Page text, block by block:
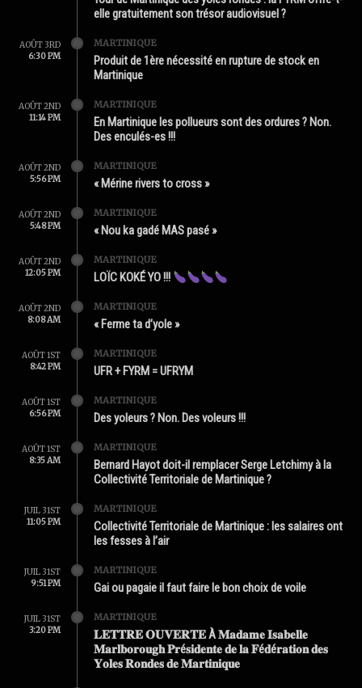
elle gratuitement son trésor audiovisuel ?
AOÛT 3RD
6:30 PM
MARTINIQUE
Produit de 1ère nécessité en rupture de stock en
Martinique
AOÛT 2ND
11:14 PM
MARTINIQUE
En Martinique les pollueurs sont des ordures ? Non.
Des enculés-es !!!
AOÛT 2ND
5:56 PM
MARTINIQUE
« Mérine rivers to cross »
AOÛT 2ND
5:48 PM
MARTINIQUE
« Nou ka gadé MAS pasé »
AOÛT 2ND
12:05 PM
MARTINIQUE
LOÏC KOKÉ YO !!!
AOÛT 2ND
8:08 AM
MARTINIQUE
« Ferme ta d’yole »
AOÛT 1ST
8:42 PM
MARTINIQUE
UFR + FYRM = UFRYM
AOÛT 1ST
6:56 PM
MARTINIQUE
Des yoleurs ? Non. Des voleurs !!!
AOÛT 1ST
8:35 AM
MARTINIQUE
Bernard Hayot doit-il remplacer Serge Letchimy à la
Collectivité Territoriale de Martinique ?
JUIL 31ST
11:05 PM
MARTINIQUE
Collectivité Territoriale de Martinique : les salaires ont
les fesses à l’air
JUIL 31ST
9:51 PM
MARTINIQUE
Gai ou pagaie il faut faire le bon choix de voile
JUIL 31ST
3:20 PM
MARTINIQUE
𝐋𝐄𝐓𝐓𝐑𝐄 𝐎𝐔𝐕𝐄𝐑𝐓𝐄 À 𝐌𝐚𝐝𝐚𝐦𝐞 𝐈𝐬𝐚𝐛𝐞𝐥𝐥𝐞
𝐌𝐚𝐫𝐥𝐛𝐨𝐫𝐨𝐮𝐠𝐡 𝐏𝐫é𝐬𝐢𝐝𝐞𝐧𝐭𝐞 𝐝𝐞 𝐥𝐚 𝐅é𝐝é𝐫𝐚𝐭𝐢𝐨𝐧 𝐝𝐞𝐬
𝐘𝐨𝐥𝐞𝐬 𝐑𝐨𝐧𝐝𝐞𝐬 𝐝𝐞 𝐌𝐚𝐫𝐭𝐢𝐧𝐢𝐪𝐮𝐞